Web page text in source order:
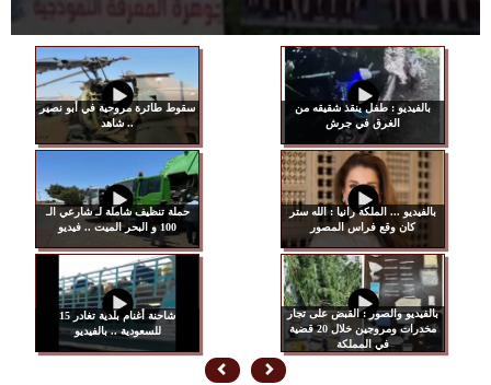
سقوط طائرة مروحية في أبو نصير
.. شاهد
حملة تنظيف شاملة لـ شارعي الـ
100 و البحر الميت .. فيديو
15 شاحنة أغنام بلدية تغادر
للسعودية .. بالفيديو
بالفيديو : طفل ينقذ شقيقه من
الغرق في جرش
بالفيديو ... الملكة رانيا : الله ستر
كان وقع فراس المصور
بالفيديو والصور : القبض على تجار
مخدرات ومروجين خلال 20 قضية
في المملكة